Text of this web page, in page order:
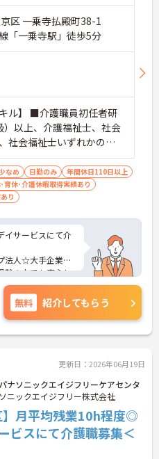
区 一乗寺払殿町38-1
「一乗寺駅」徒歩5分
キル】 ■介護職員初任者研
）以上、介護福祉士、社会
社会福祉士いずれかの資
普通自動車運転免許（AT
なめ 日勤のみ
年間休日110日以上
育休･介護休暇取得実績あり
り
イサービスにて介
法人☆大手企業な
験の方でも安心し
め、メリハリを
イントなど、さら
気軽にご相談くだ
無料 紹介してもらう
更新日：2026年06月19日
ナソニックエイジフリーケアセンタ
ニックエイジフリー株式会社
】月平均残業10h程度◎
ビスにて介護職募集＜